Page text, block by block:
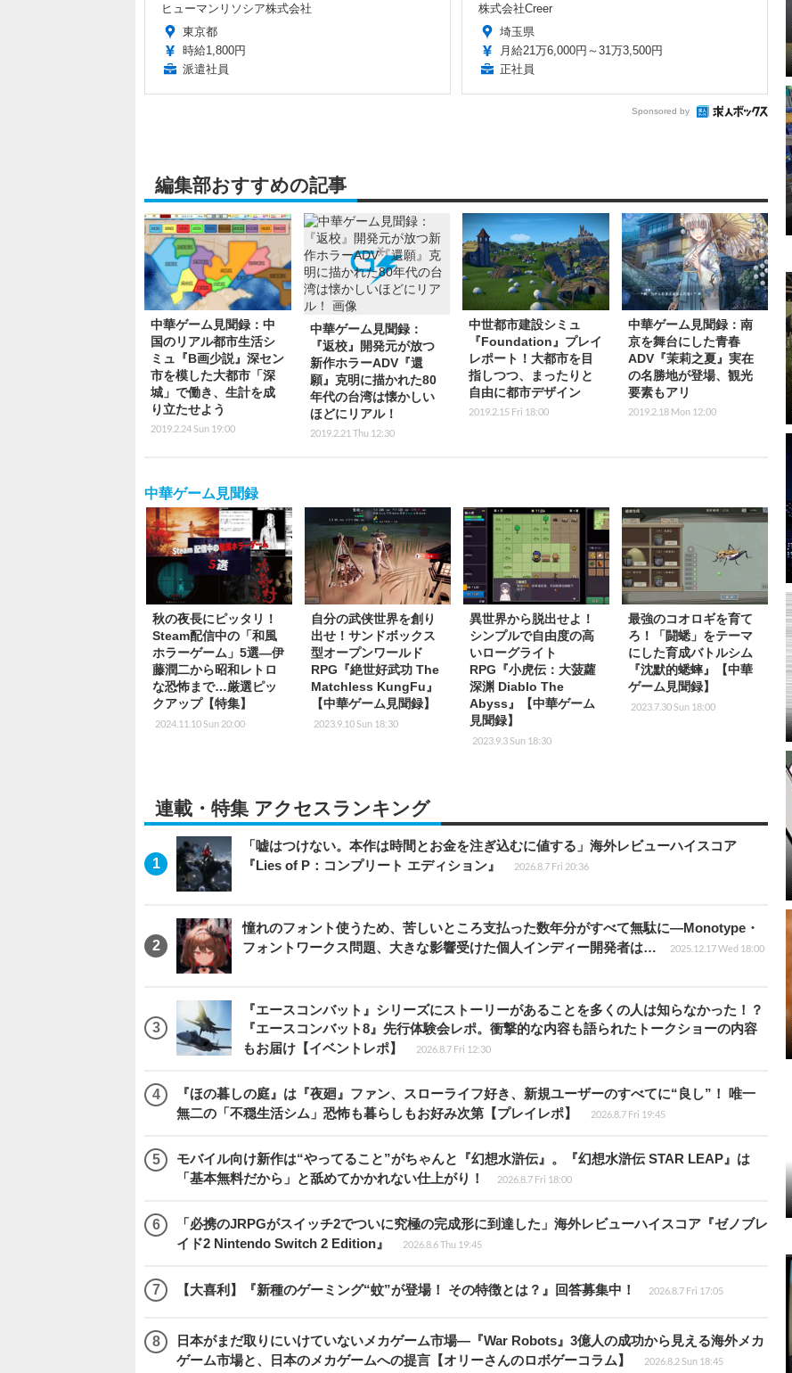
中華ゲーム見聞録：中
国のリアル都市生活シ
ミュ『B画少説』深セン
市を模した大都市「深
城」で働き、生計を成
り立たせよう
中華ゲーム見聞録：
ほどにリアル！
中世都市建設シミュ
『Foundation』プレイ
レポート！大都市を目
指しつつ、まったりと
自由に都市デザイン
2019.2.15 Fri 18:00
ADV『茉莉之夏』実在
の名勝地が登場、観光
2019.2.18 Mon 12:00
中華ゲーム見聞録
秋の夜長にピッタリ！
Steam配信中の「和風
ホラーゲーム」5選―伊
藤潤二から昭和レトロ
な恐怖まで…厳選ピッ
クアップ【特集】
2024.11.10 Sun 20:00
自分の武侠世界を創り
型オープンワールド
RPG『絶世好武功 The
Matchless KungFu』
【中華ゲーム見聞録】
2023.9.10 Sun 18:30
異世界から脱出せよ！
シンプルで自由度の高
いローグライト
RPG『小虎伝：大菠蘿
深渊 Diablo The
Abyss』【中華ゲーム
最強のコオロギを育て
ろ！「闘蟋」をテーマ
にした育成バトルシム
『沈默的蟋蟀』【中華
ゲーム見聞録】
2023.7.30 Sun 18:00
連載・特集 アクセスランキング
「嘘はつけない。本作は時間とお金を注ぎ込むに値する」海外レビューハイスコア
『Lies of P：コンプリート エディション』
2026.8.7 Fri 20:36
憧れのフォント使うため、苦しいところ支払った数年分がすべて無駄に―Monotype・
フォントワークス問題、大きな影響受けた個人インディー開発者は…
2025.12.17 Wed 18:00
『エースコンバット』シリーズにストーリーがあることを多くの人は知らなかった！？
『エースコンバット8』先行体験会レポ。衝撃的な内容も語られたトークショーの内容
もお届け【イベントレポ】
無二の「不穏生活シム」恐怖も暮らしもお好み次第【プレイレポ】
モバイル向け新作は“やってること”がちゃんと『幻想水滸伝』。『幻想水滸伝 STAR LEAP』は
「基本無料だから」と舐めてかかれない仕上がり！
2026.8.7 Fri 18:00
イド2 Nintendo Switch 2 Edition』
2026.8.6 Thu 19:45
【大喜利】『新種のゲーミング“蚊”が登場！ その特徴とは？』回答募集中！
日本がまだ取りにいけていないメカゲーム市場―『War Robots』3億人の成功から見える海外メカ
ゲーム市場と、日本のメカゲームへの提言【オリーさんのロボゲーコラム】
スイッチ2版『FF14』から始める新米“ヒカセン”が知っておきたい10のこと―めっちゃ遊べる「フ
リートライアル」や、初心者でも安心の「コンテンツサポーター」システム【特集】
モネやゴッホ、さらには自分の絵まで！？バラバラになった2,000個以上のピースを集めてパズル